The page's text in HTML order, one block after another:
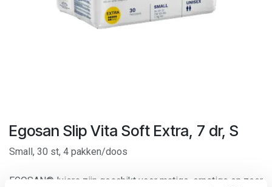
Egosan Slip Vita Soft Extra, 7 dr, S
Small, 30 st, 4 pakken/doos
EGOSAN® luiers zijn geschikt voor matige, ernstige en zeer